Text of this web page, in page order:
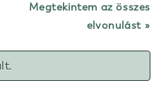
Megtekintem az összes
elvonulást